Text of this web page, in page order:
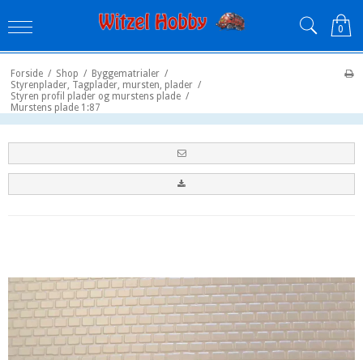
0
Forside / Shop / Byggematrialer /
Styrenplader, Tagplader, mursten, plader /
Styren profil plader og murstens plade /
Murstens plade 1:87